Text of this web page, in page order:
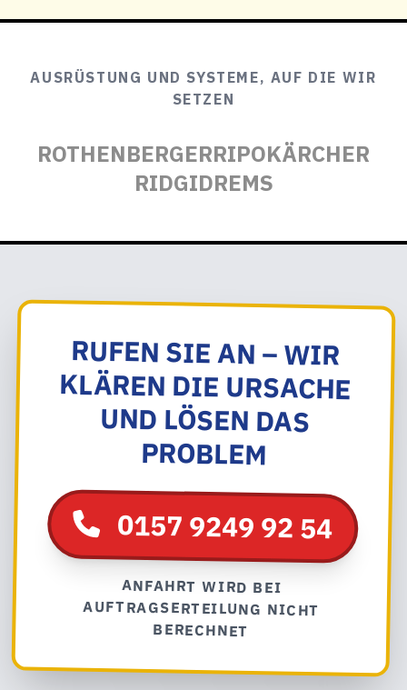
AUSRÜSTUNG UND SYSTEME, AUF DIE WIR
SETZEN
ROTHENBERGERRIPOKÄRCHER
RIDGIDREMS
RUFEN SIE AN – WIR
KLÄREN DIE URSACHE
UND LÖSEN DAS
PROBLEM
0157 9249 92 54
ANFAHRT WIRD BEI
AUFTRAGSERTEILUNG NICHT
BERECHNET